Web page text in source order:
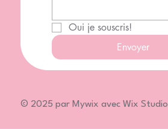
Oui je souscris!
Envoyer
© 2025 par Mywix avec Wix Studio